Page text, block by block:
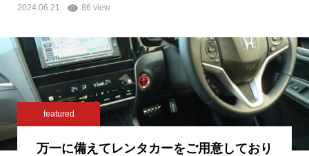
2024.06.21 86 view
featured
万一に備えてレンタカーをご用意しており